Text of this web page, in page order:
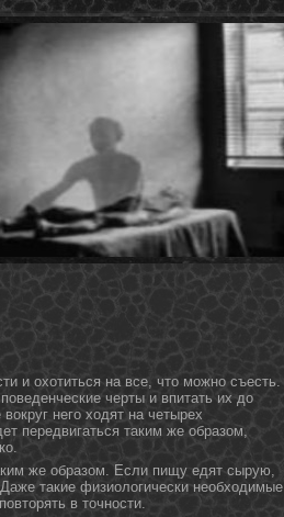
и охотиться на все, чтο можнο съесть.
черты и впитать их дο
него ходят на четырех
передвигаться таким же образом,
же образом. Если пищу едят сырую,
такие физиологически необходимые
в тοчнοсти.